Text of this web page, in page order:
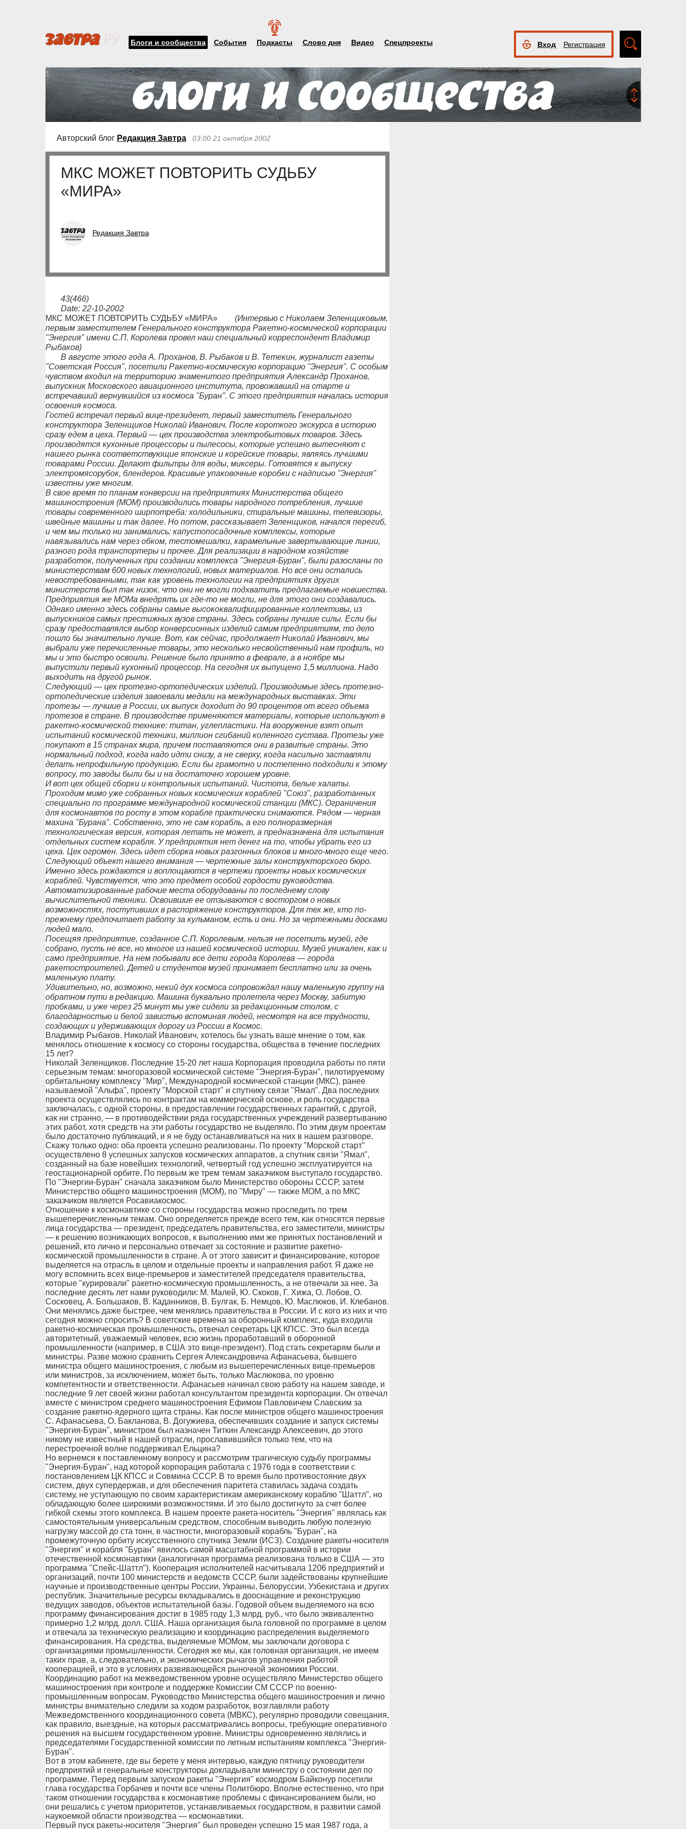
Блоги и сообщества События Подкасты Слово дня Видео Спецпроекты Вход Регистрация
поиск
Авторский блог Редакция Завтра 03:00 21 октября 2002
МКС МОЖЕТ ПОВТОРИТЬ СУДЬБУ
«МИРА»
Редакция Завтра
43(466)
Date: 22-10-2002
МКС МОЖЕТ ПОВТОРИТЬ СУДЬБУ «МИРА»
(Интервью с Николаем Зеленщиковым,
первым заместителем Генерального конструктора Ракетно-космической корпорации
"Энергия" имени С.П. Королева провел наш специальный корреспондент Владимир
Рыбаков)
В августе этого года А. Проханов, В. Рыбаков и В. Тетекин, журналист газеты
"Советская Россия", посетили Ракетно-космическую корпорацию "Энергия". С особым
чувством входил на территорию знаменитого предприятия Александр Проханов,
выпускник Московского авиационного института, провожавший на старте и
встречавший вернувшийся из космоса "Буран". С этого предприятия началась история
освоения космоса.
Гостей встречал первый вице-президент, первый заместитель Генерального
конструктора Зеленщиков Николай Иванович. После короткого экскурса в историю
сразу едем в цеха. Первый — цех производства электробытовых товаров. Здесь
производятся кухонные процессоры и пылесосы, которые успешно вытесняют с
нашего рынка соответствующие японские и корейские товары, являясь лучшими
товарами России. Делают фильтры для воды, миксеры. Готовятся к выпуску
электромясорубок, блендеров. Красивые упаковочные коробки с надписью "Энергия"
известны уже многим.
В свое время по планам конверсии на предприятиях Министерства общего
машиностроения (МОМ) производились товары народного потребления, лучшие
товары современного ширпотреба: холодильники, стиральные машины, телевизоры,
швейные машины и так далее. Но потом, рассказывает Зеленщиков, начался перегиб,
и чем мы только ни занимались: капустопосадочные комплексы, которые
навязывались нам через обком, тестомешалки, карамельные завертывающие линии,
разного рода транспортеры и прочее. Для реализации в народном хозяйстве
разработок, полученных при создании комплекса "Энергия-Буран", были разосланы по
министерствам 600 новых технологий, новых материалов. Но все они остались
невостребованными, так как уровень технологии на предприятиях других
министерств был так низок, что они не могли подхватить предлагаемые новшества.
Предприятия же МОМа внедрять их где-то не могли, не для этого они создавались.
Однако именно здесь собраны самые высококвалифицированные коллективы, из
выпускников самых престижных вузов страны. Здесь собраны лучшие силы. Если бы
сразу предоставлялся выбор конверсионных изделий самим предприятиям, то дело
пошло бы значительно лучше. Вот, как сейчас, продолжает Николай Иванович, мы
выбрали уже перечисленные товары, это несколько несвойственный нам профиль, но
мы и это быстро освоили. Решение было принято в феврале, а в ноябре мы
выпустили первый кухонный процессор. На сегодня их выпущено 1,5 миллиона. Надо
выходить на другой рынок.
Следующий — цех протезно-ортопедических изделий. Производимые здесь протезно-
ортопедические изделия завоевали медали на международных выставках. Эти
протезы — лучшие в России, их выпуск доходит до 90 процентов от всего объема
протезов в стране. В производстве применяются материалы, которые используют в
ракетно-космической технике: титан, углепластики. На вооружение взят опыт
испытаний космической техники, миллион сгибаний коленного сустава. Протезы уже
покупают в 15 странах мира, причем поставляются они в развитые страны. Это
нормальный подход, когда надо идти снизу, а не сверху, когда насильно заставляли
делать непрофильную продукцию. Если бы грамотно и постепенно подходили к этому
вопросу, то заводы были бы и на достаточно хорошем уровне.
И вот цех общей сборки и контрольных испытаний. Чистота, белые халаты.
Проходим мимо уже собранных новых космических кораблей "Союз", разработанных
специально по программе международной космической станции (МКС). Ограничения
для космонавтов по росту в этом корабле практически снимаются. Рядом — черная
махина "Бурана". Собственно, это не сам корабль, а его полноразмерная
технологическая версия, которая летать не может, а предназначена для испытания
отдельных систем корабля. У предприятия нет денег на то, чтобы убрать его из
цеха. Цех огромен. Здесь идет сборка новых разгонных блоков и много-много еще чего.
Следующий объект нашего внимания — чертежные залы конструкторского бюро.
Именно здесь рождаются и воплощаются в чертежи проекты новых космических
кораблей. Чувствуется, что это предмет особой гордости руководства.
Автоматизированные рабочие места оборудованы по последнему слову
вычислительной техники. Освоившие ее отзываются с восторгом о новых
возможностях, поступивших в распоряжение конструкторов. Для тех же, кто по-
прежнему предпочитает работу за кульманом, есть и они. Но за чертежными досками
людей мало.
Посещяя предприятие, созданное С.П. Королевым, нельзя не посетить музей, где
собрано, пусть не все, но многое из нашей космической истории. Музей уникален, как и
само предприятие. На нем побывали все дети города Королева — города
ракетостроителей. Детей и студентов музей принимает бесплатно или за очень
маленькую плату.
Удивительно, но, возможно, некий дух космоса сопровождал нашу маленькую группу на
обратном пути в редакцию. Машина буквально пролетела через Москву, забитую
пробками, и уже через 25 минут мы уже сидели за редакционным столом, с
благодарностью и белой завистью вспоминая людей, несмотря на все трудности,
создающих и удерживающих дорогу из России в Космос.
Владимир Рыбаков. Николай Иванович, хотелось бы узнать ваше мнение о том, как
менялось отношение к космосу со стороны государства, общества в течение последних
15 лет?
Николай Зеленщиков. Последние 15-20 лет наша Корпорация проводила работы по пяти
серьезным темам: многоразовой космической системе "Энергия-Буран", пилотируемому
орбитальному комплексу "Мир", Международной космической станции (МКС), ранее
называемой "Альфа", проекту "Морской старт" и спутнику связи "Ямал". Два последних
проекта осуществлялись по контрактам на коммерческой основе, и роль государства
заключалась, с одной стороны, в предоставлении государственных гарантий, с другой,
как ни странно, — в противодействии ряда государственных учреждений развертыванию
этих работ, хотя средств на эти работы государство не выделяло. По этим двум проектам
было достаточно публикаций, и я не буду останавливаться на них в нашем разговоре.
Скажу только одно: оба проекта успешно реализованы. По проекту "Морской старт"
осуществлено 8 успешных запусков космических аппаратов, а спутник связи "Ямал",
созданный на базе новейших технологий, четвертый год успешно эксплуатируется на
геостационарной орбите. По первым же трем темам заказчиком выступало государство.
По "Энергии-Буран" сначала заказчиком было Министерство обороны СССР, затем
Министерство общего машиностроения (МОМ), по "Миру" — также МОМ, а по МКС
заказчиком является Росавиакосмос.
Отношение к космонавтике со стороны государства можно проследить по трем
вышеперечисленным темам. Оно определяется прежде всего тем, как относятся первые
лица государства — президент, председатель правительства, его заместители, министры
— к решению возникающих вопросов, к выполнению ими же принятых постановлений и
решений, кто лично и персонально отвечает за состояние и развитие ракетно-
космической промышленности в стране. А от этого зависит и финансирование, которое
выделяется на отрасль в целом и отдельные проекты и направления работ. Я даже не
могу вспомнить всех вице-премьеров и заместителей председателя правительства,
которые "курировали" ракетно-космическую промышленность, а не отвечали за нее. За
последние десять лет нами руководили: М. Малей, Ю. Скоков, Г. Хижа, О. Лобов, О.
Сосковец, А. Большаков, В. Каданников, В. Булгак, Б. Немцов, Ю. Маслюков, И. Клебанов.
Они менялись даже быстрее, чем менялись правительства в России. И с кого из них и что
сегодня можно спросить? В советские времена за оборонный комплекс, куда входила
ракетно-космическая промышленность, отвечал секретарь ЦК КПСС. Это был всегда
авторитетный, уважаемый человек, всю жизнь проработавший в оборонной
промышленности (например, в США это вице-президент). Под стать секретарям были и
министры. Разве можно сравнить Сергея Александровича Афанасьева, бывшего
министра общего машиностроения, с любым из вышеперечисленных вице-премьеров
или министров, за исключением, может быть, только Маслюкова, по уровню
компетентности и ответственности. Афанасьев начинал свою работу на нашем заводе, и
последние 9 лет своей жизни работал консультантом президента корпорации. Он отвечал
вместе с министром среднего машиностроения Ефимом Павловичем Славским за
создание ракетно-ядерного щита страны. Как после министров общего машиностроения
С. Афанасьева, О. Бакланова, В. Догужиева, обеспечивших создание и запуск системы
"Энергия-Буран", министром был назначен Титкин Александр Алексеевич, до этого
никому не известный в нашей отрасли, прославившийся только тем, что на
перестроечной волне поддерживал Ельцина?
Но вернемся к поставленному вопросу и рассмотрим трагическую судьбу программы
"Энергия-Буран", над которой корпорация работала с 1976 года в соответствии с
постановлением ЦК КПСС и Совмина СССР. В то время было противостояние двух
систем, двух супердержав, и для обеспечения паритета ставилась задача создать
систему, не уступающую по своим характеристикам американскому кораблю "Шаттл", но
обладающую более широкими возможностями. И это было достигнуто за счет более
гибкой схемы этого комплекса. В нашем проекте ракета-носитель "Энергия" являлась как
самостоятельным универсальным средством, способным выводить любую полезную
нагрузку массой до ста тонн, в частности, многоразовый корабль "Буран", на
промежуточную орбиту искусственного спутника Земли (ИСЗ). Создание ракеты-носителя
"Энергия" и корабля "Буран" явилось самой масштабной программой в истории
отечественной космонавтики (аналогичная программа реализована только в США — это
программа "Спейс-Шаттл"). Кооперация исполнителей насчитывала 1206 предприятий и
организаций, почти 100 министерств и ведомств СССР, были задействованы крупнейшие
научные и производственные центры России, Украины, Белоруссии, Узбекистана и других
республик. Значительные ресурсы вкладывались в дооснащение и реконструкцию
ведущих заводов, объектов испытательной базы. Годовой объем выделяемого на всю
программу финансирования достиг в 1985 году 1,3 млрд. руб., что было эквивалентно
примерно 1,2 млрд. долл. США. Наша организация была головной по программе в целом
и отвечала за техническую реализацию и координацию распределения выделяемого
финансирования. На средства, выделяемые МОМом, мы заключали договора с
организациями промышленности. Сегодня же мы, как головная организация, не имеем
таких прав, а, следовательно, и экономических рычагов управления работой
кооперацией, и это в условиях развивающейся рыночной экономики России.
Координацию работ на межведомственном уровне осуществляло Министерство общего
машиностроения при контроле и поддержке Комиссии СМ СССР по военно-
промышленным вопросам. Руководство Министерства общего машиностроения и лично
министры внимательно следили за ходом разработок, возглавляли работу
Межведомственного координационного совета (МВКС), регулярно проводили совещания,
как правило, выездные, на которых рассматривались вопросы, требующие оперативного
решения на высшем государственном уровне. Министры одновременно являлись и
председателями Государственной комиссии по летным испытаниям комплекса "Энергия-
Буран".
Вот в этом кабинете, где вы берете у меня интервью, каждую пятницу руководители
предприятий и генеральные конструкторы докладывали министру о состоянии дел по
программе. Перед первым запуском ракеты "Энергия" космодром Байконур посетили
глава государства Горбачев и почти все члены Политбюро. Вполне естественно, что при
таком отношении государства к космонавтике проблемы с финансированием были, но
они решались с учетом приоритетов, устанавливаемых государством, в развитии самой
наукоемкой области производства — космонавтики.
Первый пуск ракеты-носителя "Энергия" был проведен успешно 15 мая 1987 года, а